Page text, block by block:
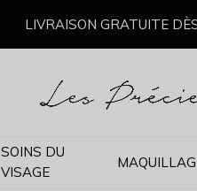
SOINS DU
VISAGE
LIVRAISON GRATUITE